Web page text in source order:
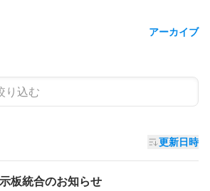
アーカイブ
更新日時
板統合のお知らせ